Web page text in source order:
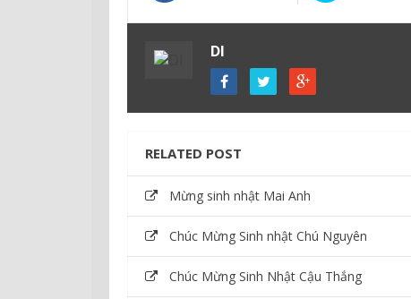
DI
RELATED POST
Mừng sinh nhật Mai Anh
Chúc Mừng Sinh nhật Chú Nguyên
Chúc Mừng Sinh Nhật Cậu Thắng